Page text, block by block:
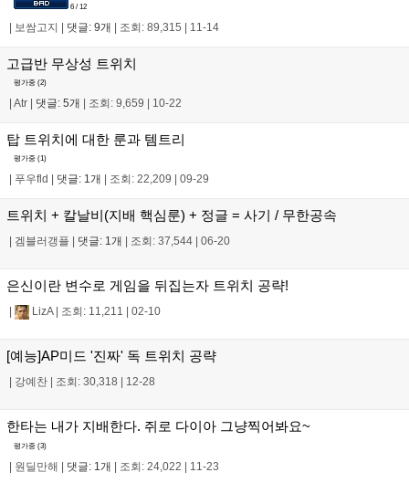
6 / 12
| 보쌈고지 | 댓글: 9개 | 조회: 89,315 | 11-14
고급반 무상성 트위치
평가중 (2)
Atr 댓글: 5개 조회: 9,659 10-22
탑 트위치에 대한 룬과 템트리
평가중 (1)
푸우fld 댓글: 1개 조회: 22,209 09-29
트위치 + 칼날비(지배 핵심룬) + 정글 = 사기 / 무한공속
겜블러갱플 댓글: 1개 조회: 37,544 06-20
은신이란 변수로 게임을 뒤집는자 트위치 공략!
LizA| 조회: 11,211 02-10
[예능]AP미드 '진짜' 독 트위치 공략
강예찬 조회: 30,318 12-28
한타는 내가 지배한다. 쥐로 다이아 그냥찍어봐요~
평가중 (3)
| 원딜만해 | 댓글: 1개 | 조회: 24,022 | 11-23